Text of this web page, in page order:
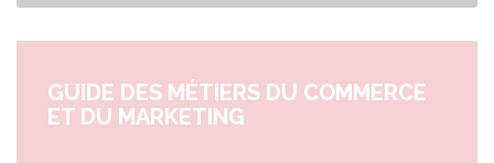
GUIDE DES MÉTIERS DU COMMERCE
ET DU MARKETING